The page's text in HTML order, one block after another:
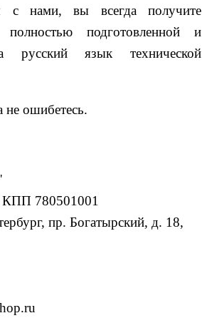
с нами, вы всегда получите
подготовленной и
русский язык технической
ошибетесь.
780501001
пр. Богатырский, д. 18,